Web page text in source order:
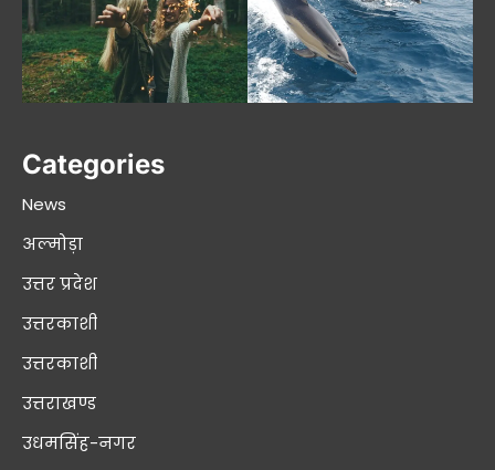
Categories
News
अल्मोड़ा
उत्तर प्रदेश
उत्तरकाशी
उत्तरकाशी
उत्तराखण्ड
उधमसिंह-नगर